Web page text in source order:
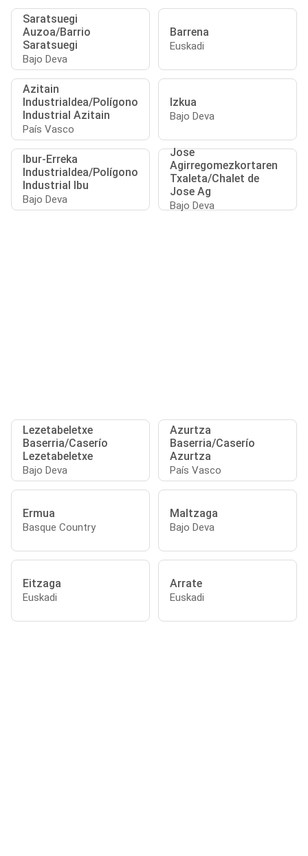
Saratsuegi
Auzoa/Barrio
Saratsuegi
Bajo Deva
Barrena
Euskadi
Azitain
Industrialdea/Polígono
Industrial Azitain
País Vasco
Izkua
Bajo Deva
Ibur-Erreka
Industrialdea/Polígono
Industrial Ibu
Bajo Deva
Jose
Agirregomezkortaren
Txaleta/Chalet de
Jose Ag
Bajo Deva
Lezetabeletxe
Baserria/Caserío
Lezetabeletxe
Bajo Deva
Azurtza
Baserria/Caserío
Azurtza
País Vasco
Ermua
Basque Country
Maltzaga
Bajo Deva
Eitzaga
Euskadi
Arrate
Euskadi